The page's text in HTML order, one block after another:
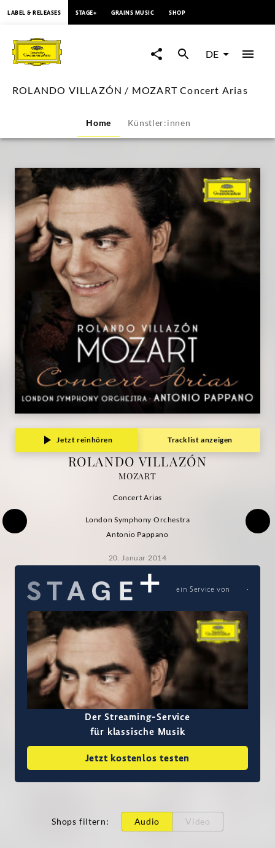
ROLANDO
VILLAZÓN
Concert
Arias
Deutsche
Grammophon
LABEL & RELEASES STAGE+ GRAINS MUSIC SHOP
DE
ROLANDO VILLAZÓN / MOZART Concert Arias
Home Künstler:innen
Jetzt reinhören Tracklist anzeigen
ROLANDO VILLAZÓN
MOZART
Concert Arias
London Symphony Orchestra
Antonio Pappano
20. Januar 2014
ein Service von
Der Streaming-Service
für klassische Musik
Jetzt kostenlos testen
Shops filtern: Audio Video